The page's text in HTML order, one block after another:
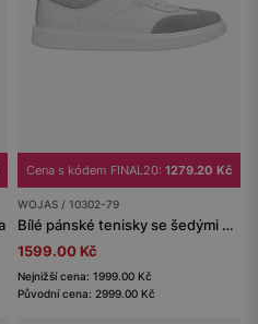
Cena s kódem FINAL20: 1279.20 Kč
WOJAS / 10302-79
Bílé pánské tenisky se šedými vsadkami
1599.00 Kč
Nejnižší cena: 1999.00 Kč
Původní cena: 2999.00 Kč